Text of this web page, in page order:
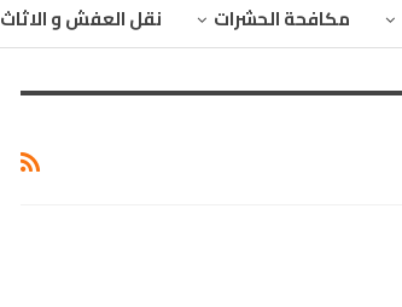
مكافحة الحشرات نقل العفش و الاثاث